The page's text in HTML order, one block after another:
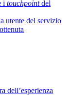
i touchpointdel
utente del servizio
dell’esperienza